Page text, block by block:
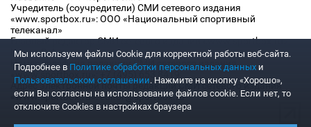
Учредитель (соучредители) СМИ сетевого издания
«www.sportbox.ru»: ООО «Национальный спортивный
телеканал»
Главный редактор СМИ сетевого издания «www.sportbox.ru»:
Конов В.А.
Номер телефона редакции СМИ сетевого издания
«www.sportbox.ru»: +7 (495) 653 8419
Адрес электронной почты редакции СМИ сетевого издания
«www.sportbox.ru»: editor@sportbox.ru
Мы используем файлы Сookie для корректной работы веб-сайта.
Подробнее в Политике обработки персональных данных и
Пользовательском соглашении. Нажмите на кнопку «Хорошо»,
если Вы согласны на использование файлов cookie. Если нет, то
отключите Cookies в настройках браузера